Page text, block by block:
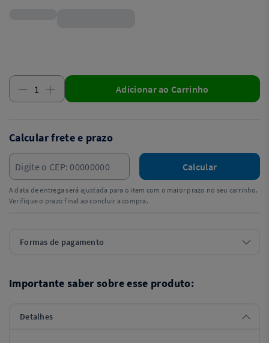
Adicionar ao Carrinho
Calcular frete e prazo
Calcular
A data de entrega será ajustada para o item com o maior prazo no seu carrinho.
Verifique o prazo final ao concluir a compra.
Formas de pagamento
Importante saber sobre esse produto:
Detalhes